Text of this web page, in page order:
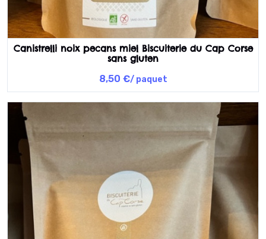
Canistrelli noix pecans miel Biscuiterie du Cap Corse
sans gluten
8,50 €/ paquet